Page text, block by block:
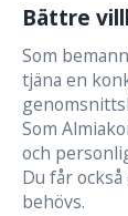
Bättre
Som
tjäna en
Som
och
Du får
behövs.